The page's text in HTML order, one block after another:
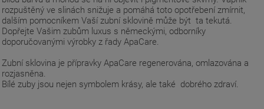
rozpuštěný ve slinách snižuje a pomáhá toto opotřebení zmírnit,
dalším pomocníkem Vaší zubní sklovině může být ta tekutá.
Dopřejte Vašim zubům luxus s německými, odborníky
doporučovanými výrobky z řady ApaCare.
Zubní sklovina je přípravky ApaCare regenerována, omlazována a
rozjasněna.
Bílé zuby jsou nejen symbolem krásy, ale také dobrého zdraví.